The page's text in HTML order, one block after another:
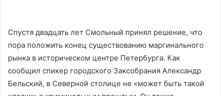
Спустя двадцать лет Смольный принял решение, что
пора положить конец существованию маргинального
рынка в историческом центре Петербурга. Как
сообщил спикер городского Заксобрания Александр
Бельский, в Северной столице не «может быть такой